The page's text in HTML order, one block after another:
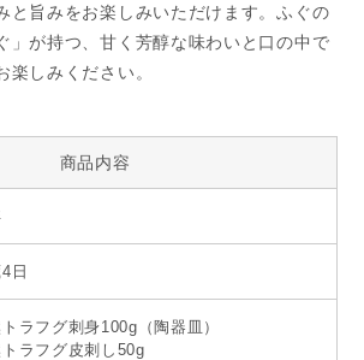
と旨みをお楽しみいただけます。ふぐの
」が持つ、甘く芳醇な味わいと口の中で
楽しみください。
商品内容
日
ラフグ刺身100g（陶器皿）
トラフグ皮刺し50g